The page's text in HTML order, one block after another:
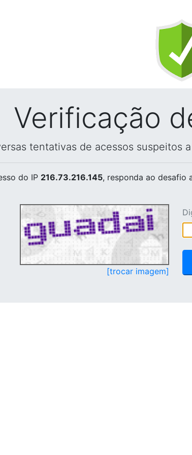
Verificação
tentativas de acessos suspeitos
do IP 216.73.216.145, responda ao desafio
[trocar imagem]